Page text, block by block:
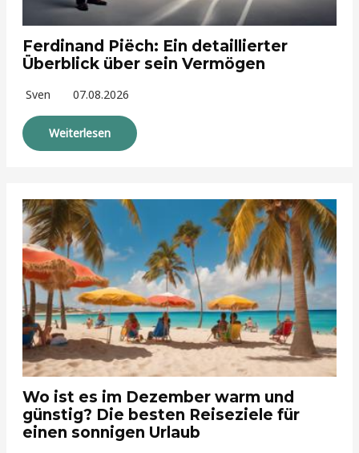
Ferdinand Piëch: Ein detaillierter
Überblick über sein Vermögen
Sven 07.08.2026
Weiterlesen
Wo ist es im Dezember warm und
günstig? Die besten Reiseziele für
einen sonnigen Urlaub